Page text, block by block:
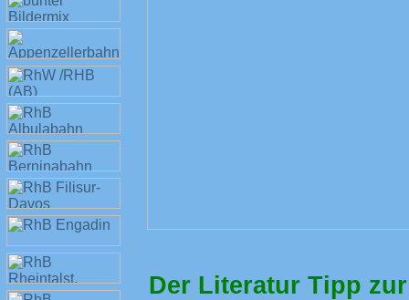
Der Literatur Tipp